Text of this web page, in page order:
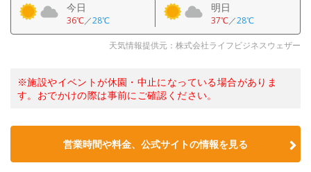
今日
36℃／28℃
明日
37℃／28℃
天気情報提供元：株式会社ライフビジネスウェザー
※施設やイベントが休園・中止になっている場合がありま
す。おでかけの際は事前にご確認ください。
営業時間や料金、公式サイトの情報を見る